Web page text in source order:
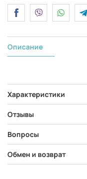
Описание
Характеристики
Отзывы
Вопросы
Обмен и возврат